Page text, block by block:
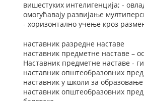
вишестуких интелигенција; -
омогућавају развијање
- хоризонтално учење кроз
наставник разредне наставе
наставник предметне наставе –
Наставник предметне наставе -
наставник општеобразовних
наставник у школи за
наставник општеобразовних